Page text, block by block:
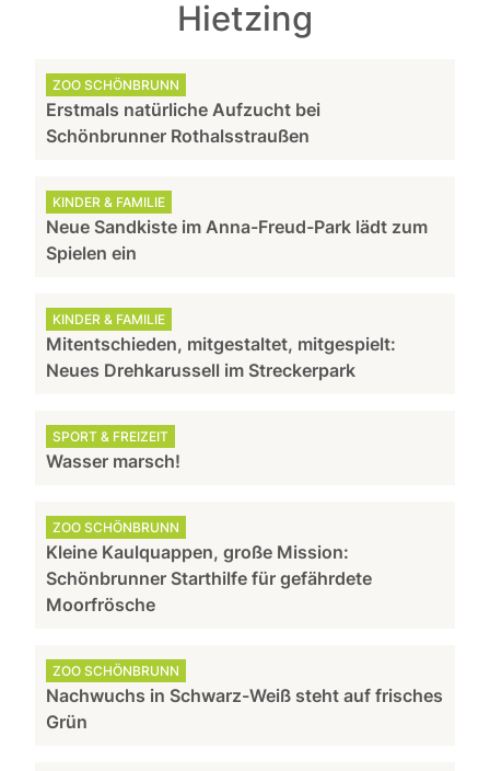
Hietzing
ZOO SCHÖNBRUNN
Erstmals natürliche Aufzucht bei
Schönbrunner Rothalsstraußen
KINDER & FAMILIE
Neue Sandkiste im Anna-Freud-Park lädt zum
Spielen ein
KINDER & FAMILIE
Mitentschieden, mitgestaltet, mitgespielt:
Neues Drehkarussell im Streckerpark
SPORT & FREIZEIT
Wasser marsch!
ZOO SCHÖNBRUNN
Kleine Kaulquappen, große Mission:
Schönbrunner Starthilfe für gefährdete
Moorfrösche
ZOO SCHÖNBRUNN
Nachwuchs in Schwarz-Weiß steht auf frisches
Grün